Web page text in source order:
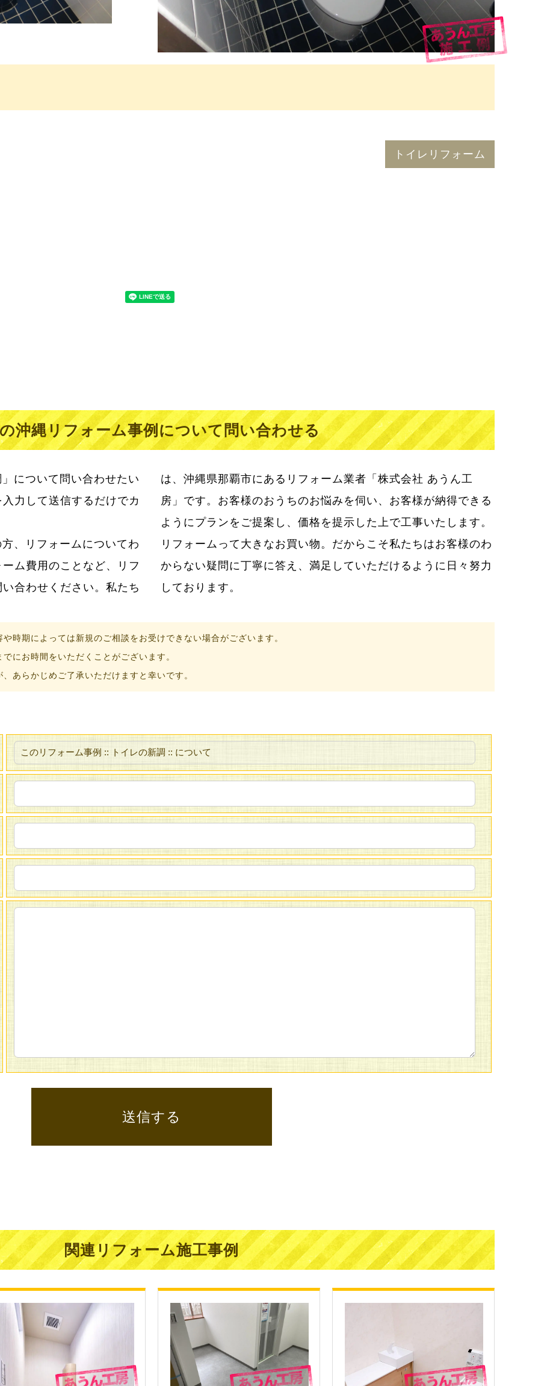
トイレリフォーム
沖縄リフォーム事例について問い合わせる
について問い合わせたい
力して送信するだけでカ
、リフォームについてわ
ム費用のことなど、リフ
合わせください。私たち
は、沖縄県那覇市にあるリフォーム業者「株式会社 あうん工
房」です。お客様のおうちのお悩みを伺い、お客様が納得できる
ようにプランをご提案し、価格を提示した上で工事いたします。
らこそ私たちはお客様のわ
ただけるように日々努力
しております。
時期によっては新規のご相談をお受けできない場合がございます。
にお時間をいただくことがございます。
あらかじめご了承いただけますと幸いです。
送信する
関連リフォーム施工事例